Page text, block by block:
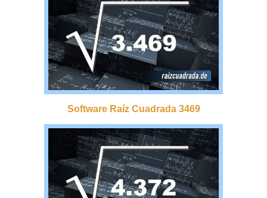
Software Raíz Cuadrada 3469